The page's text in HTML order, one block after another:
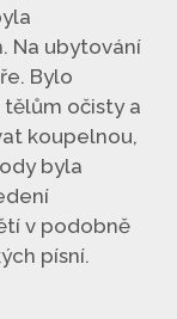
Na ubytování
Bylo
očisty a
koupelnou,
byla
v podobně
písní.